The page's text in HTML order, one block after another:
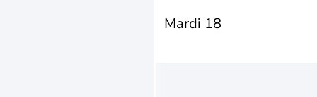
Mardi 18